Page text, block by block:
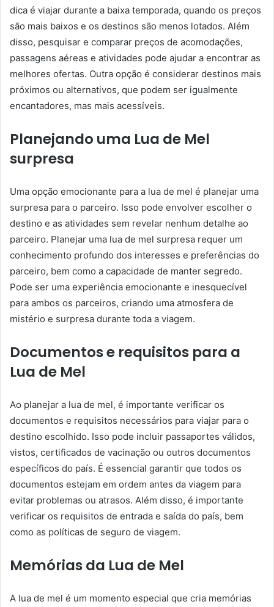
dica é viajar durante a baixa temporada, quando os preços
são mais baixos e os destinos são menos lotados. Além
disso, pesquisar e comparar preços de acomodações,
passagens aéreas e atividades pode ajudar a encontrar as
melhores ofertas. Outra opção é considerar destinos mais
próximos ou alternativos, que podem ser igualmente
encantadores, mas mais acessíveis.
Planejando uma Lua de Mel
surpresa
Uma opção emocionante para a lua de mel é planejar uma
surpresa para o parceiro. Isso pode envolver escolher o
destino e as atividades sem revelar nenhum detalhe ao
parceiro. Planejar uma lua de mel surpresa requer um
conhecimento profundo dos interesses e preferências do
parceiro, bem como a capacidade de manter segredo.
Pode ser uma experiência emocionante e inesquecível
para ambos os parceiros, criando uma atmosfera de
mistério e surpresa durante toda a viagem.
Documentos e requisitos para a
Lua de Mel
Ao planejar a lua de mel, é importante verificar os
documentos e requisitos necessários para viajar para o
destino escolhido. Isso pode incluir passaportes válidos,
vistos, certificados de vacinação ou outros documentos
específicos do país. É essencial garantir que todos os
documentos estejam em ordem antes da viagem para
evitar problemas ou atrasos. Além disso, é importante
verificar os requisitos de entrada e saída do país, bem
como as políticas de seguro de viagem.
Memórias da Lua de Mel
A lua de mel é um momento especial que cria memórias